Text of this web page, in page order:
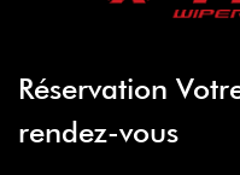
Réservation
rendez-vous